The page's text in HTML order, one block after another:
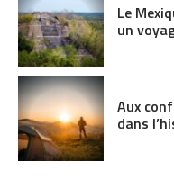
Le
un
Aux
dans